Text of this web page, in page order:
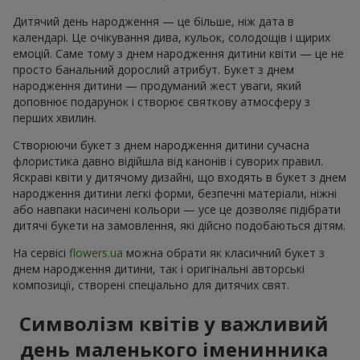
Дитячий день народження — це більше, ніж дата в
календарі. Це очікування дива, кульок, солодощів і щирих
емоцій. Саме тому з днем народження дитини квіти — це не
просто банальний дорослий атрибут. Букет з днем
народження дитини — продуманий жест уваги, який
доповнює подарунок і створює святкову атмосферу з
перших хвилин.
Створюючи букет з днем народження дитини сучасна
флористика давно відійшла від канонів і суворих правил.
Яскраві квіти у дитячому дизайні, що входять в букет з днем
народження дитини легкі форми, безпечні матеріали, ніжні
або навпаки насичені кольори — усе це дозволяє підібрати
дитячі букети на замовлення, які дійсно подобаються дітям.
На сервісі flowers.ua можна обрати як класичний букет з
днем народження дитини, так і оригінальні авторські
композиції, створені спеціально для дитячих свят.
Символізм квітів у важливий
день маленького іменинника